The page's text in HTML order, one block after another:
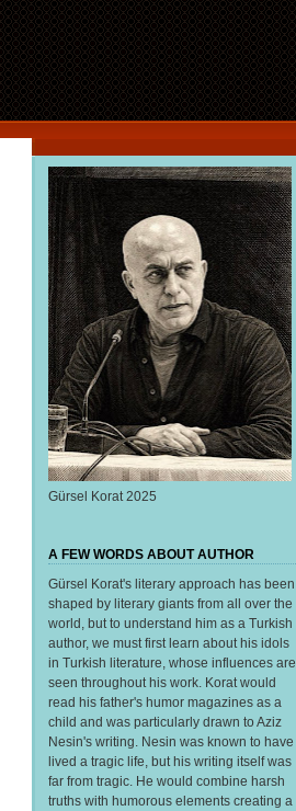
Gürsel Korat 2025
A FEW WORDS ABOUT AUTHOR
Gürsel Korat's literary approach has been
shaped by literary giants from all over the
world, but to understand him as a Turkish
author, we must first learn about his idols
in Turkish literature, whose influences are
seen throughout his work. Korat would
read his father's humor magazines as a
child and was particularly drawn to Aziz
Nesin's writing. Nesin was known to have
lived a tragic life, but his writing itself was
far from tragic. He would combine harsh
truths with humorous elements creating a